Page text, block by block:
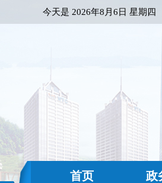
今天是 2026年8月6日 星期四
首页 政